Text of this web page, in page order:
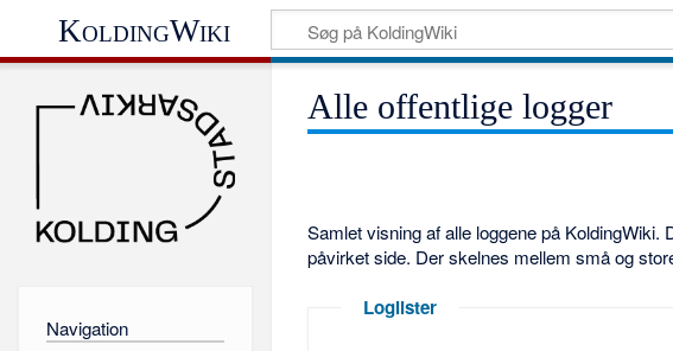
KoldingWiki
Alle offentlige logger
Samlet visning af alle loggene på
påvirket side. Der skelnes mellem små og
Loglister
Navigation